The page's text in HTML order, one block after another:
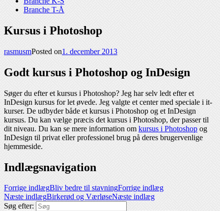
Branche T-Å
Kursus i Photoshop
rasmusmPosted on1. december 2013
Godt kursus i Photoshop og InDesign
Søger du efter et kursus i Photoshop? Jeg har selv ledt efter et
InDesign kursus for let øvede. Jeg valgte et center med speciale i it-
kurser. De udbyder både et kursus i Photoshop og et InDesign
kursus. Du kan vælge præcis det kursus i Photoshop, der passer til
dit niveau. Du kan se mere information om kursus i Photoshop og
InDesign til privat eller professionel brug på deres brugervenlige
hjemmeside.
Indlægsnavigation
Forrige indlægBliv bedre til stavningForrige indlæg
Næste indlægBirkerød og VærløseNæste indlæg
Søg efter: